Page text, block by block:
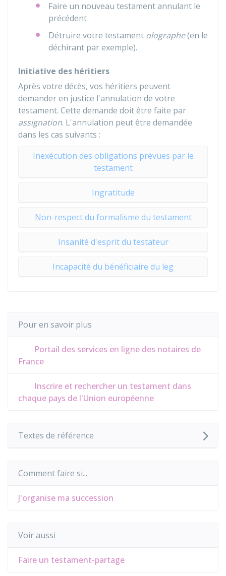
Faire un nouveau testament annulant le
précédent
Détruire votre testament olographe(en le
déchirant par exemple).
Initiative des héritiers
Après votre décès, vos héritiers peuvent
demander en justice l'annulation de votre
testament. Cette demande doit être faite par
assignation. L'annulation peut être demandée
dans les cas suivants :
Inexécution des obligations prévues par le
testament
Ingratitude
Non-respect du formalisme du testament
Insanité d'esprit du testateur
Incapacité du bénéficiaire du leg
Pour en savoir plus
Portail des services en ligne des notaires de
France
Inscrire et rechercher un testament dans
chaque pays de l'Union européenne
Textes de référence
Comment faire si...
J'organise ma succession
Voir aussi
Faire un testament-partage